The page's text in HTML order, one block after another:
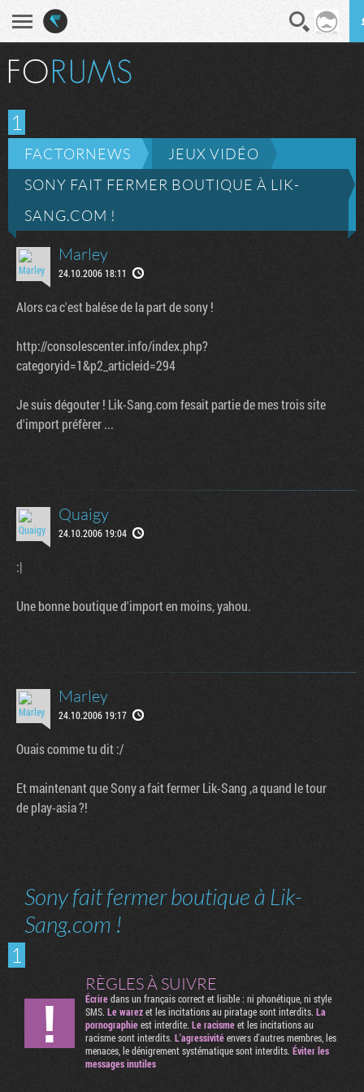
1
FACTORNEWS
JEUX VIDÉO
SONY FAIT FERMER BOUTIQUE À LIK-
SANG.COM !
Marley
24.10.2006 18:11
Alors ca c'est balése de la part de sony !
http://consolescenter.info/index.php?
categoryid=1&p2_articleid=294
Je suis dégouter ! Lik-Sang.com fesait partie de mes trois site
d'import préfèrer ...
Quaigy
24.10.2006 19:04
:|
Une bonne boutique d'import en moins, yahou.
Marley
24.10.2006 19:17
Ouais comme tu dit :/
Et maintenant que Sony a fait fermer Lik-Sang ,a quand le tour
de play-asia ?!
Sony fait fermer boutique à Lik-
Sang.com !
1
RÈGLES À SUIVRE
Écriredans un français correct et lisible : ni phonétique, ni style
SMS. Le warezet les incitations au piratage sont interdits. La
pornographieest interdite. Le racismeet les incitations au
racisme sont interdits. L'agressivitéenvers d'autres membres, les
menaces, le dénigrement systématique sont interdits. Éviter les
messages inutiles